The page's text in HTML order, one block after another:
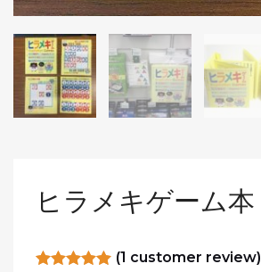
ヒラメキゲーム本
(1 customer review)